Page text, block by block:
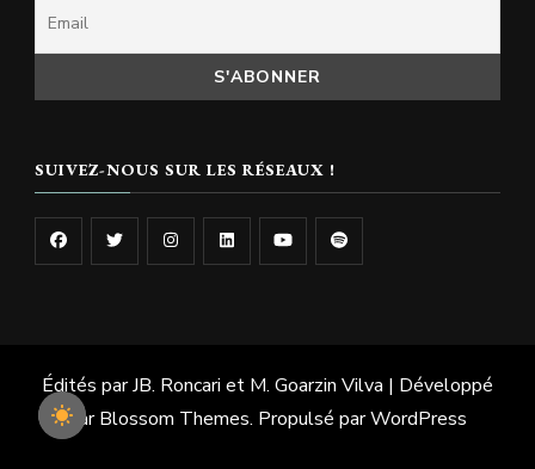
SUIVEZ-NOUS SUR LES RÉSEAUX !
Édités par JB. Roncari et M. Goarzin Vilva | Développé
parBlossom Themes. Propulsé parWordPress